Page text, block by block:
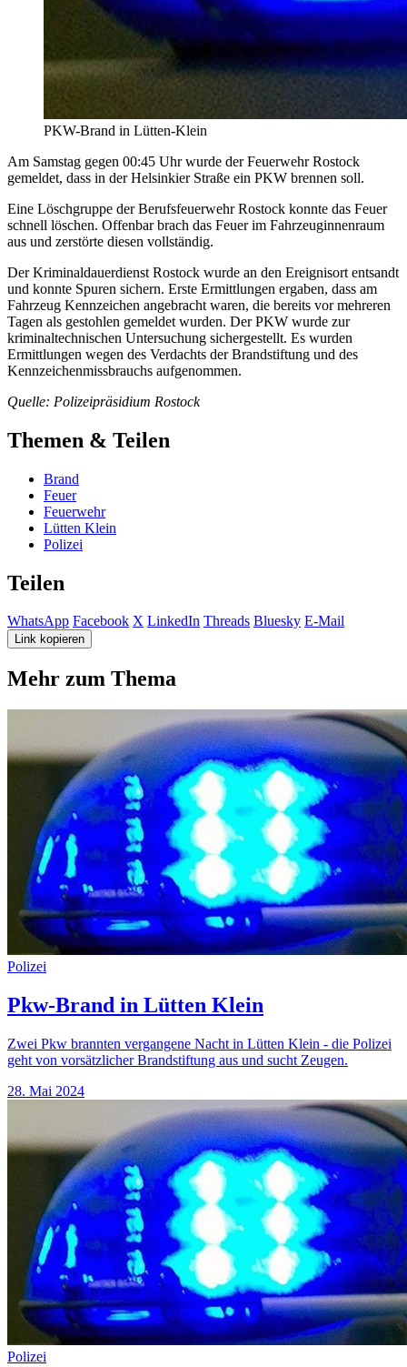
PKW-Brand in Lütten-Klein
Am Samstag gegen 00:45 Uhr wurde der Feuerwehr Rostock
gemeldet, dass in der Helsinkier Straße ein PKW brennen soll.
Eine Löschgruppe der Berufsfeuerwehr Rostock konnte das Feuer
schnell löschen. Offenbar brach das Feuer im Fahrzeuginnenraum
aus und zerstörte diesen vollständig.
Der Kriminaldauerdienst Rostock wurde an den Ereignisort entsandt
und konnte Spuren sichern. Erste Ermittlungen ergaben, dass am
Fahrzeug Kennzeichen angebracht waren, die bereits vor mehreren
Tagen als gestohlen gemeldet wurden. Der PKW wurde zur
kriminaltechnischen Untersuchung sichergestellt. Es wurden
Ermittlungen wegen des Verdachts der Brandstiftung und des
Kennzeichenmissbrauchs aufgenommen.
Quelle: Polizeipräsidium Rostock
Themen & Teilen
Brand
Feuer
Feuerwehr
Lütten Klein
Polizei
Teilen
WhatsApp Facebook X LinkedIn Threads Bluesky E-Mail
Link kopieren
Mehr zum Thema
Polizei
Pkw-Brand in Lütten Klein
Zwei Pkw brannten vergangene Nacht in Lütten Klein - die Polizei
geht von vorsätzlicher Brandstiftung aus und sucht Zeugen.
28. Mai 2024
Polizei